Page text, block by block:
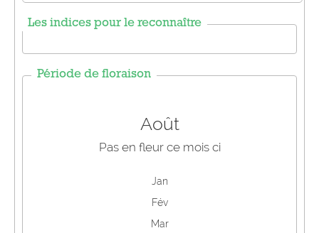
Les indices pour le reconnaître
Période de floraison
Août
Pas en fleur ce mois ci
Jan
Fév
Mar